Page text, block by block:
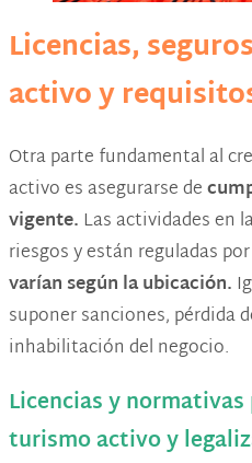
Licencias,
activo y
Otra parte fundamental al
activo es asegurarse de
vigente. Las actividades en
riesgos y están reguladas
varían según la ubicación.
suponer sanciones, pérdida
inhabilitación del negocio.
Licencias y
turismo activo y